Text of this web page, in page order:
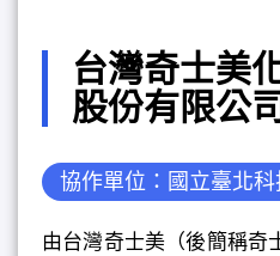
台灣奇士美
股份有限公司
協作單位：國立臺北
由台灣奇士美（後簡稱奇